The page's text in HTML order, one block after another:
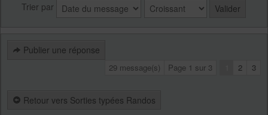
Trier par
Publier une réponse
29 message(s) Page 1 sur 3 2 3
Retour vers Sorties typées Randos